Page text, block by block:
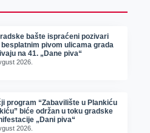
bašte ispraćeni pozivari
besplatnim pivom ulicama grada
na 41. „Dane piva“
2026.
program “Zabavilište u Plankiću
biće održan u toku gradske
„Dani piva“
2026.